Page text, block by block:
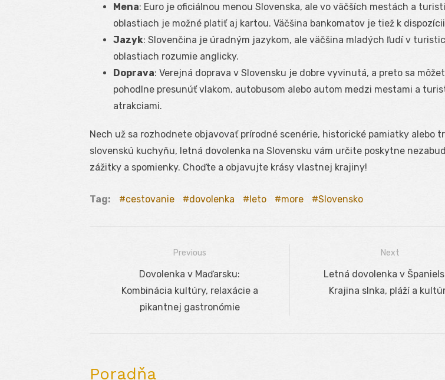
Mena: Euro je oficiálnou menou Slovenska, ale vo väčších mestách a
oblastiach je možné platiť aj kartou. Väčšina bankomatov je tiež k
Jazyk: Slovenčina je úradným jazykom, ale väčšina mladých ľudí v
oblastiach rozumie anglicky.
Doprava: Verejná doprava v Slovensku je dobre vyvinutá, a preto sa
pohodlne presunúť vlakom, autobusom alebo autom medzi mestami a
atrakciami.
Nech už sa rozhodnete objavovať prírodné scenérie, historické pamiatky alebo
slovenskú kuchyňu, letná dovolenka na Slovensku vám určite poskytne
zážitky a spomienky. Choďte a objavujte krásy vlastnej krajiny!
Tag: cestovanie dovolenka leto more Slovensko
Navigácia
článku
Previous
Previous
post:
Dovolenka v Maďarsku:
Kombinácia kultúry, relaxácie a
pikantnej gastronómie
Next
Next
post:
Letná dovolenka v
Krajina slnka, pláží a
Poradňa